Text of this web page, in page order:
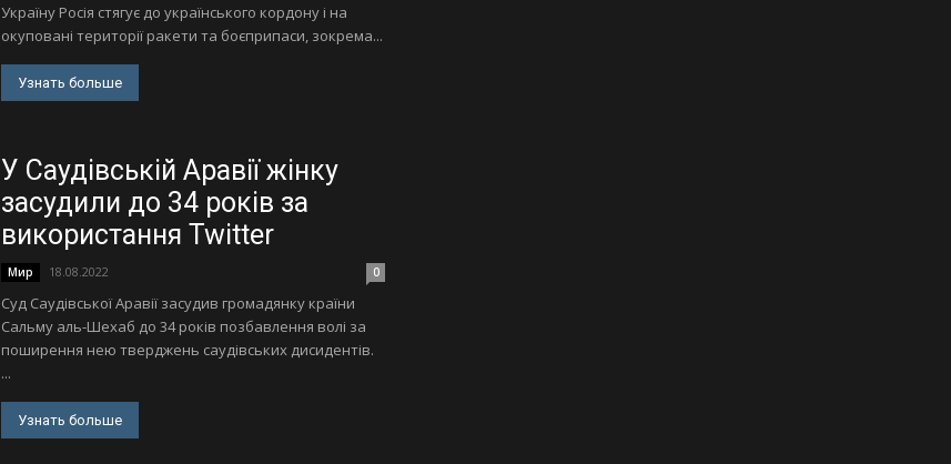
Україну Росія стягує до українського кордону і на
окуповані території ракети та боєприпаси, зокрема...
Узнать больше
У Саудівській Аравії жінку
засудили до 34 років за
використання Twitter
Мир 18.08.2022 0
Суд Саудівської Аравії засудив громадянку країни
Сальму аль-Шехаб до 34 років позбавлення волі за
поширення нею тверджень саудівських дисидентів.
...
Узнать больше